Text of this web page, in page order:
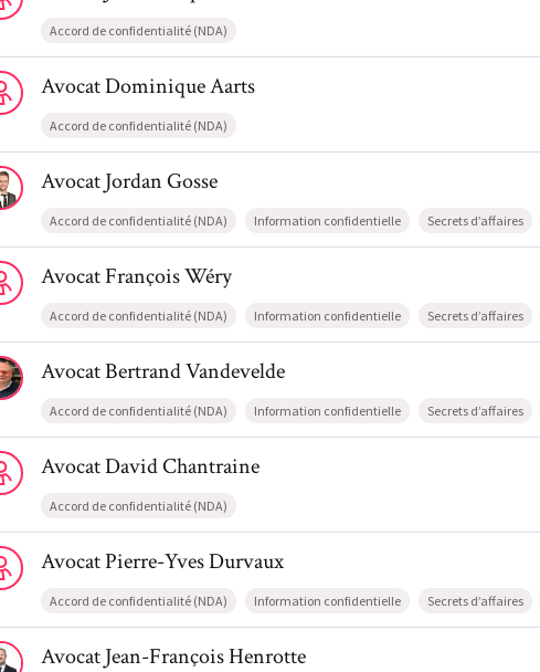
Accord de confidentialité (NDA)
profil de AvocatDominique Aarts
AvocatDominiqueAarts
Accord de confidentialité (NDA)
profil de AvocatJordan Gosse
AvocatJordanGosse
Accord de confidentialité (NDA) Information confidentielle Secrets d’affaires
profil de AvocatFrançois Wéry
AvocatFrançoisWéry
Accord de confidentialité (NDA) Information confidentielle Secrets d’affaires
profil de AvocatBertrand Vandevelde
AvocatBertrandVandevelde
Accord de confidentialité (NDA) Information confidentielle Secrets d’affaires
profil de AvocatDavid Chantraine
AvocatDavidChantraine
Accord de confidentialité (NDA)
profil de AvocatPierre-Yves Durvaux
AvocatPierre-YvesDurvaux
Accord de confidentialité (NDA) Information confidentielle Secrets d’affaires
le profil de AvocatJean-François Henrotte
AvocatJean-FrançoisHenrotte